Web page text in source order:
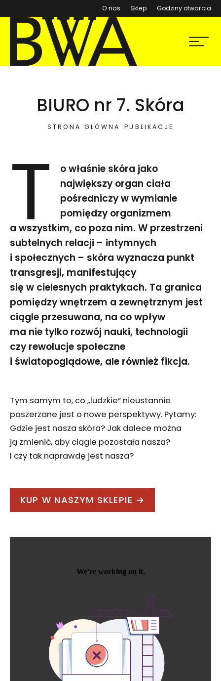
O nas Sklep (otwiera się w nowym
Godziny otwarcia
BWA Wrocław
Galerie Sztuki Współczesnej
Menu
BIURO nr 7. Skóra
STRONA GŁÓWNA PUBLIKACJE
T
o właśnie skóra jako
największy organ ciała
pośredniczy w wymianie
pomiędzy organizmem
a wszystkim, co poza nim. W przestrzeni
subtelnych relacji – intymnych
i społecznych – skóra wyznacza punkt
transgresji, manifestujący
się w cielesnych praktykach. Ta granica
pomiędzy wnętrzem a zewnętrznym jest
ciągle przesuwana, na co wpływ
ma nie tylko rozwój nauki, technologii
czy rewolucje społeczne
i światopoglądowe, ale również fikcja.
Tym samym to, co „ludzkie” nieustannie
poszerzane jest o nowe perspektywy. Pytamy:
Gdzie jest nasza skóra? Jak dalece można
ją zmienić, aby ciągle pozostała nasza?
I czy tak naprawdę jest nasza?
KUP W NASZYM SKLEPIE →